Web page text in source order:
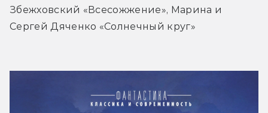
Збежховский «Всесожжение», Марина и
Сергей Дяченко «Солнечный круг»